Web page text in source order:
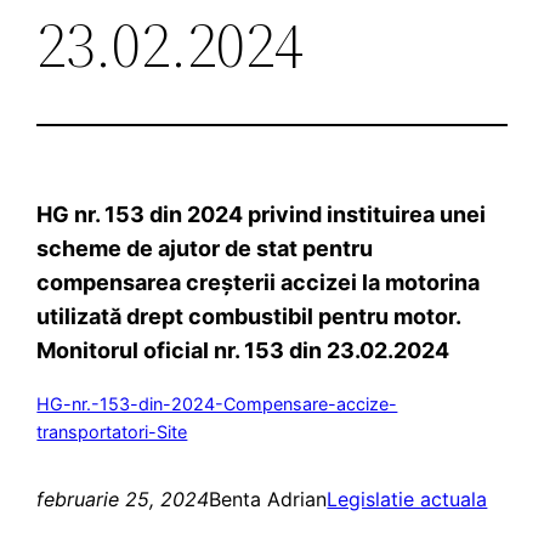
23.02.2024
HG nr. 153 din 2024 privind instituirea unei
scheme de ajutor de stat pentru
compensarea creşterii accizei la motorina
utilizată drept combustibil pentru motor.
Monitorul oficial nr. 153 din 23.02.2024
HG-nr.-153-din-2024-Compensare-accize-
transportatori-Site
februarie 25, 2024Benta AdrianLegislatie actuala